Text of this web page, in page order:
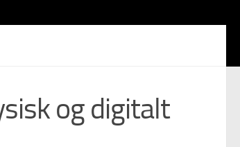
og digitalt